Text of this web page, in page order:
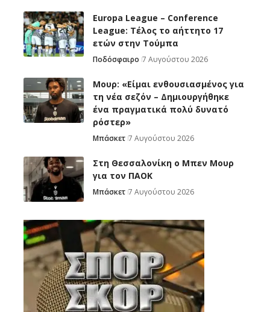
Europa League – Conference
League: Τέλος το αήττητο 17
ετών στην Τούμπα
Ποδόσφαιρο 7 Αυγούστου 2026
Μουρ: «Είμαι ενθουσιασμένος για
τη νέα σεζόν – Δημιουργήθηκε
ένα πραγματικά πολύ δυνατό
ρόστερ»
Μπάσκετ 7 Αυγούστου 2026
Στη Θεσσαλονίκη ο Μπεν Μουρ
για τον ΠΑΟΚ
Μπάσκετ 7 Αυγούστου 2026